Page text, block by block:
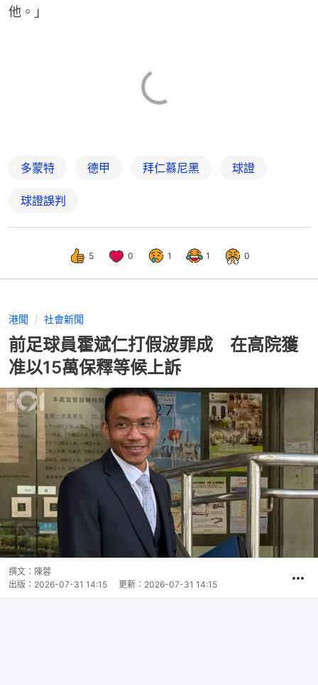
他。」
多蒙特 德甲 拜仁慕尼黑 球證
球證誤判
5 0 1 1 0
港聞 社會新聞
前足球員霍斌仁打假波罪成 在高院獲
准以15萬保釋等候上訴
撰文： 陳蓉
出版： 2026-07-31 14:15 更新： 2026-07-31 14:15